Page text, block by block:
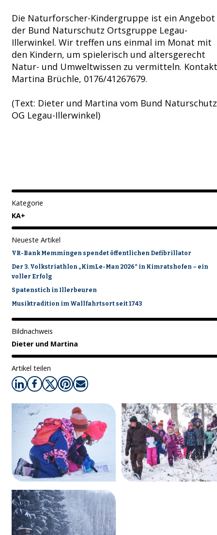
Kategorie
KA+
Neueste Artikel
VR-Bank Memmingen spendet öffentlichen Defibrillator
Der 3. Volkstriathlon „KimLe-Man 2026“ in Kimratshofen – ein
voller Erfolg
Spatenstich in Illerbeuren
Musiktradition im Wallfahrtsort seit 1743
Bildnachweis
Dieter und Martina
Artikel teilen
Die Naturforscher-Kindergruppe ist ein Angebot
der Bund Naturschutz Ortsgruppe Legau-
Illerwinkel. Wir treffen uns einmal im Monat mit
den Kindern, um spielerisch und altersgerecht
Natur- und Umweltwissen zu vermitteln.
Martina Brüchle, 0176/41267679.
(Text: Dieter und Martina vom Bund Naturschutz
OG Legau-Illerwinkel)